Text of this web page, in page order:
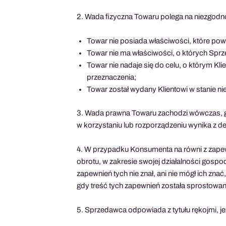
2. Wada fizyczna Towaru polega na
Towar nie posiada właściwości, które
Towar nie ma właściwości, o których
Towar nie nadaje się do celu, o którym
przeznaczenia;
Towar został wydany Klientowi w stanie
3. Wada prawna Towaru zachodzi
w korzystaniu lub rozporządzeniu wynika z
4. W przypadku Konsumenta na równi z
obrotu, w zakresie swojej działalności
zapewnień tych nie znał, ani nie mógł ich
gdy treść tych zapewnień została
5. Sprzedawca odpowiada z tytułu rękojmi,